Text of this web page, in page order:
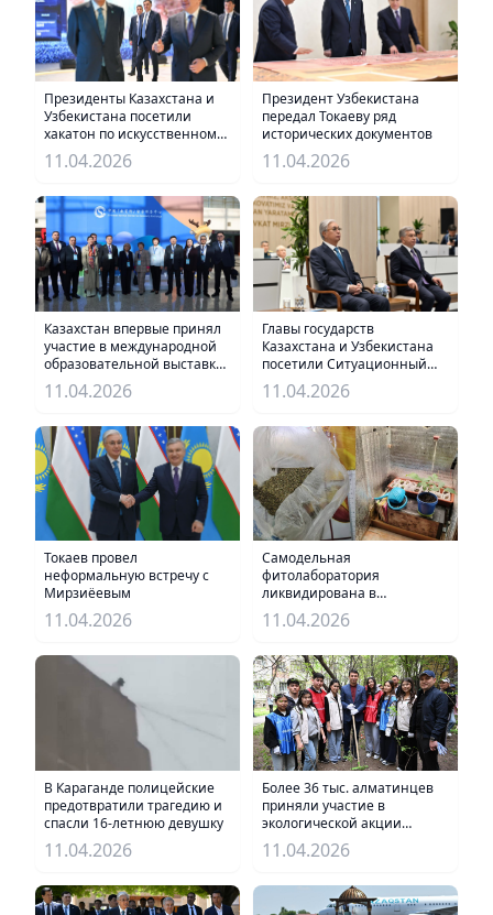
Президенты Казахстана и
Узбекистана посетили
хакатон по искусственному
интеллекту
11.04.2026
Президент Узбекистана
передал Токаеву ряд
исторических документов
11.04.2026
Казахстан впервые принял
участие в международной
образовательной выставке
Китая
11.04.2026
Главы государств
Казахстана и Узбекистана
посетили Ситуационный
центр в Бухаре
11.04.2026
Токаев провел
неформальную встречу с
Мирзиёевым
11.04.2026
Самодельная
фитолаборатория
ликвидирована в
Акмолинской области
11.04.2026
В Караганде полицейские
предотвратили трагедию и
спасли 16-летнюю девушку
11.04.2026
Более 36 тыс. алматинцев
приняли участие в
экологической акции
«Мөлдір бұлақ»
11.04.2026